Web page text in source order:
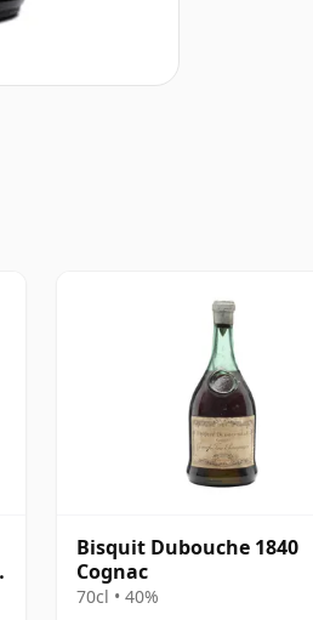
Bisquit Dubouche 1840
Cognac
70cl • 40%